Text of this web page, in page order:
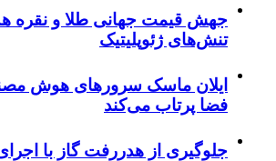
جهش قیمت جهانی طلا و نقره
تنش‌های ژئوپلیتیک
ایلان ماسک سرورهای هوش
فضا پرتاب می‌کند
جلوگیری از هدررفت گاز با